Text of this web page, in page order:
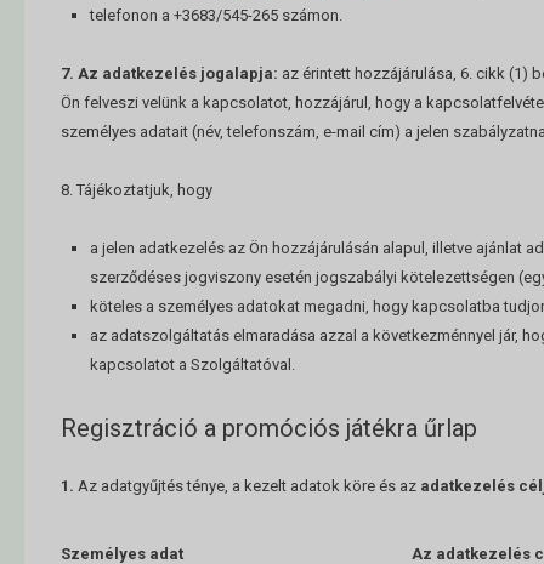
telefonon a +3683/545-265 számon.
7. Az adatkezelés jogalapja: az érintett hozzájárulása, 6. cikk (1)
Ön felveszi velünk a kapcsolatot, hozzájárul, hogy a
személyes adatait (név, telefonszám, e-mail cím) a jelen
8. Tájékoztatjuk, hogy
a jelen adatkezelés az Ön hozzájárulásán alapul, illetve ajánlat
szerződéses jogviszony esetén jogszabályi kötelezettségen
köteles a személyes adatokat megadni, hogy kapcsolatba
az adatszolgáltatás elmaradása azzal a következménnyel jár,
kapcsolatot a Szolgáltatóval.
Regisztráció a promóciós játékra űrlap
1. Az adatgyűjtés ténye, a kezelt adatok köre és az adatkezelés
Személyes adat Az adatkezelés